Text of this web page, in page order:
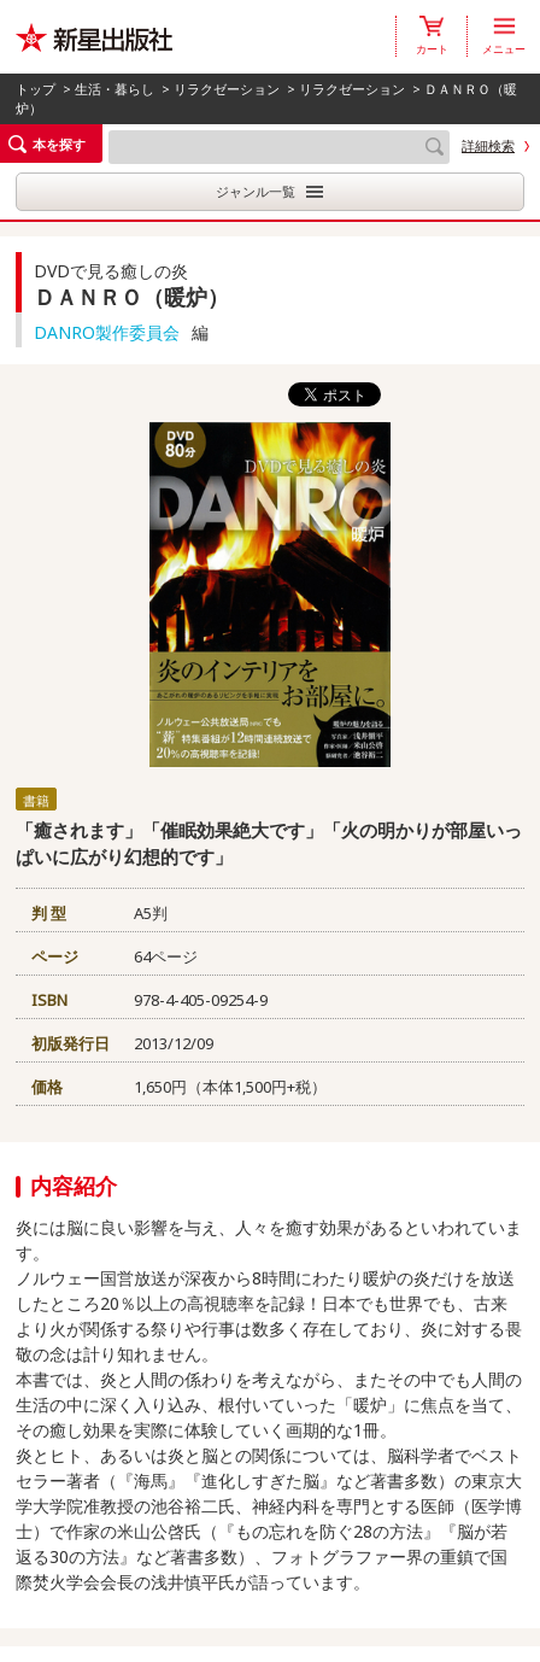
カート メニュー
トップ >生活・暮らし > リラクゼーション > リラクゼーション > ＤＡＮＲＯ（暖
炉）
本を探す
詳細検索
ジャンル一覧
DVDで見る癒しの炎
ＤＡＮＲＯ（暖炉）
DANRO製作委員会 編
書籍
「癒されます」「催眠効果絶大です」「火の明かりが部屋いっ
ぱいに広がり幻想的です」
判 型
A5判
ページ
64ページ
ISBN
978-4-405-09254-9
初版発行日
2013/12/09
価格
1,650円（本体1,500円+税）
内容紹介
炎には脳に良い影響を与え、人々を癒す効果があるといわれていま
す。
ノルウェー国営放送が深夜から8時間にわたり暖炉の炎だけを放送
したところ20％以上の高視聴率を記録！日本でも世界でも、古来
より火が関係する祭りや行事は数多く存在しており、炎に対する畏
敬の念は計り知れません。
本書では、炎と人間の係わりを考えながら、またその中でも人間の
生活の中に深く入り込み、根付いていった「暖炉」に焦点を当て、
その癒し効果を実際に体験していく画期的な1冊。
炎とヒト、あるいは炎と脳との関係については、脳科学者でベスト
セラー著者（『海馬』『進化しすぎた脳』など著書多数）の東京大
学大学院准教授の池谷裕二氏、神経内科を専門とする医師（医学博
士）で作家の米山公啓氏（『もの忘れを防ぐ28の方法』『脳が若
返る30の方法』など著書多数）、フォトグラファー界の重鎮で国
際焚火学会会長の浅井慎平氏が語っています。